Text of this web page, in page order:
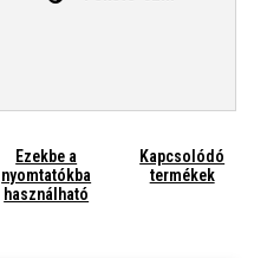
Ezekbe a
nyomtatókba
használható
Kapcsolódó
termékek